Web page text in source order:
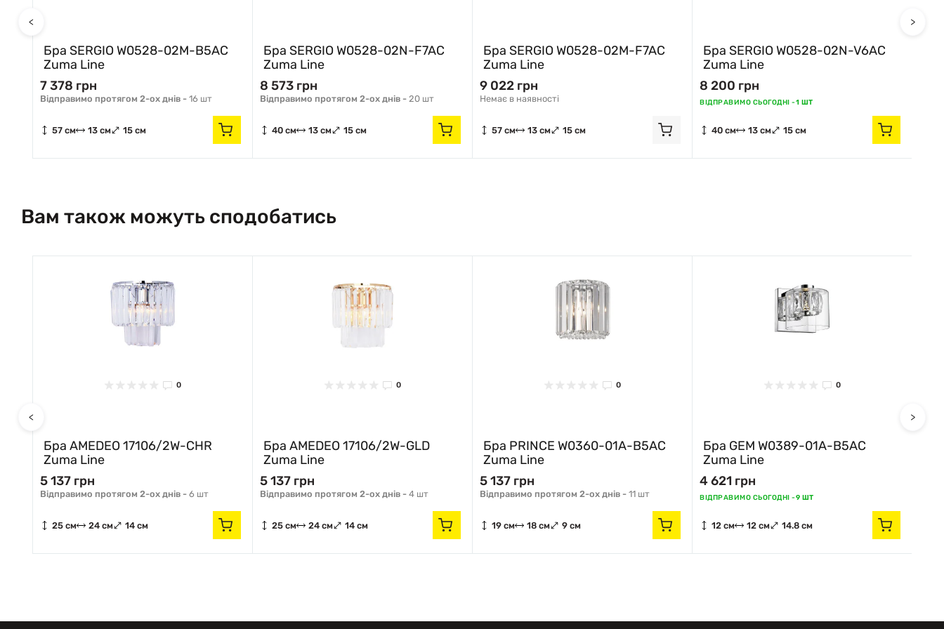
<
Бра SERGIO W0528-02M-B5AC
Zuma Line
7 378 грн
Відправимо протягом 2-ох днів - 16 шт
57 см 13 см 15 см
Бра SERGIO W0528-02N-F7AC
Zuma Line
8 573 грн
Відправимо протягом 2-ох днів - 20 шт
40 см 13 см 15 см
Бра SERGIO W0528-02M-F7AC
Zuma Line
9 022 грн
Немає в наявності
57 см 13 см 15 см
Бра SERGIO W0528-02N-V6AC
Zuma Line
8 200 грн
ВІДПРАВИМО СЬОГОДНІ -1 ШТ
40 см 13 см 15 см
>
Вам також можуть сподобатись
<
0
Бра AMEDEO 17106/2W-CHR
Zuma Line
5 137 грн
Відправимо протягом 2-ох днів - 6 шт
25 см 24 см 14 см
0
Бра AMEDEO 17106/2W-GLD
Zuma Line
5 137 грн
Відправимо протягом 2-ох днів - 4 шт
25 см 24 см 14 см
0
Бра PRINCE W0360-01A-B5AC
Zuma Line
5 137 грн
Відправимо протягом 2-ох днів - 11 шт
19 см 18 см 9 см
0
Бра GEM W0389-01A-B5AC
Zuma Line
4 621 грн
ВІДПРАВИМО СЬОГОДНІ -9 ШТ
12 см 12 см 14.8 см
>